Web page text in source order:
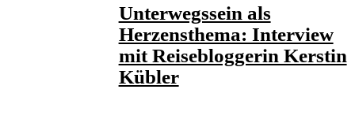
Unterwegssein als
Herzensthema: Interview
mit Reisebloggerin Kerstin
Kübler